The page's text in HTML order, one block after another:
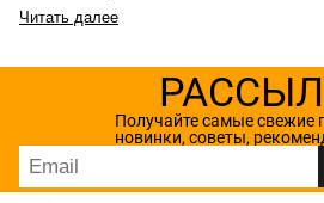
Читать далее
Получайте самые свежие
новинки, советы,